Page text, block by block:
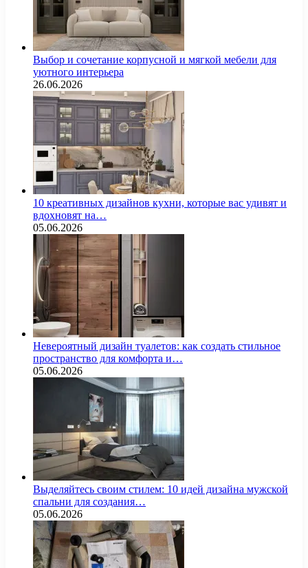
Выбор и сочетание корпусной и мягкой мебели для
уютного интерьера
26.06.2026
10 креативных дизайнов кухни, которые вас удивят и
вдохновят на…
05.06.2026
Невероятный дизайн туалетов: как создать стильное
пространство для комфорта и…
05.06.2026
Выделяйтесь своим стилем: 10 идей дизайна мужской
спальни для создания…
05.06.2026